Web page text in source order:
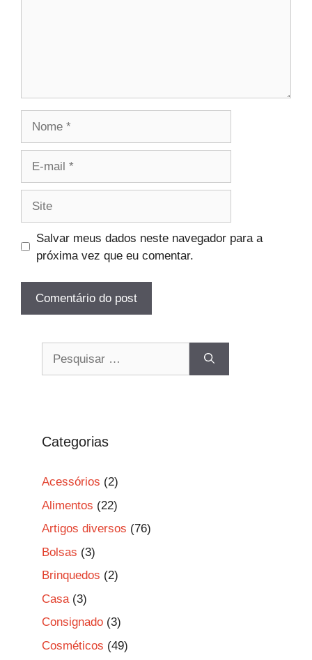
Salvar meus dados neste navegador para a
próxima vez que eu comentar.
Categorias
Acessórios (2)
Alimentos (22)
Artigos diversos (76)
Bolsas (3)
Brinquedos (2)
Casa (3)
Consignado (3)
Cosméticos (49)